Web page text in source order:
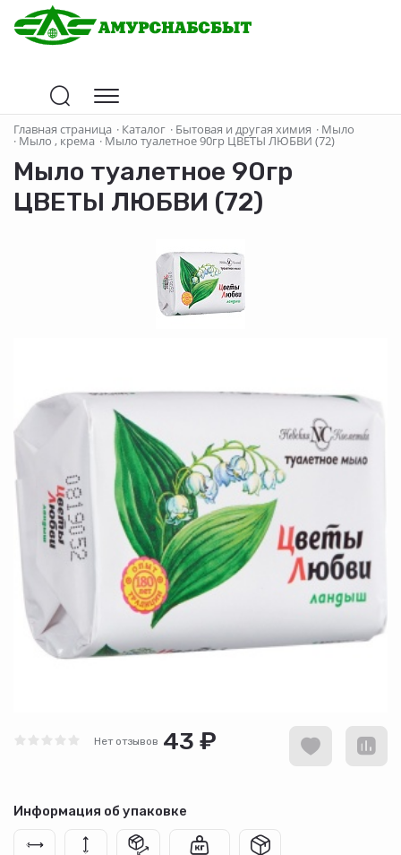
Главная страница · Каталог · Бытовая и другая химия · Мыло
· Мыло , крема ·Мыло туалетное 90гр ЦВЕТЫ ЛЮБВИ (72)
Мыло туалетное 90гр
ЦВЕТЫ ЛЮБВИ (72)
Нет отзывов 43 ₽
Информация об упаковке